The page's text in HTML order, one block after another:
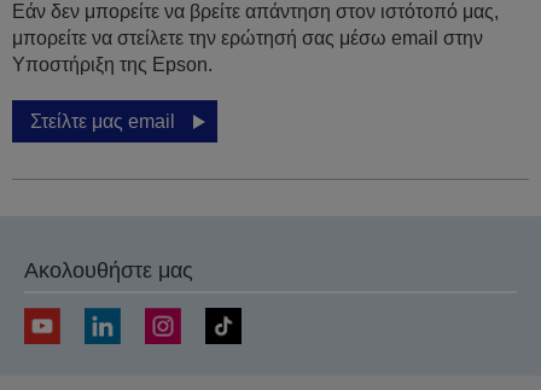
Εάν δεν μπορείτε να βρείτε απάντηση στον ιστότοπό μας,
μπορείτε να στείλετε την ερώτησή σας μέσω email στην
Υποστήριξη της Epson.
Στείλτε μας email
Ακολουθήστε μας